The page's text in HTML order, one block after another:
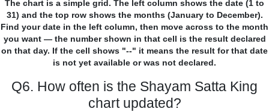
The chart is a simple grid. The left column shows the date (1 to
31) and the top row shows the months (January to December).
Find your date in the left column, then move across to the month
you want — the number shown in that cell is the result declared
on that day. If the cell shows "--" it means the result for that date
is not yet available or was not declared.
Q6. How often is the Shayam Satta King
chart updated?